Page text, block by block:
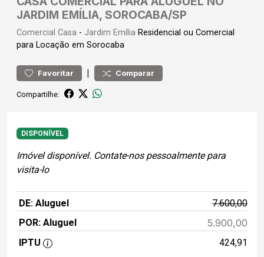
JARDIM EMÍLIA, SOROCABA/SP
Comercial Casa - Jardim Emília Residencial ou Comercial
para Locação em Sorocaba
Favoritar | Comparar
Compartilhe:
DISPONÍVEL
Imóvel disponível. Contate-nos pessoalmente para
visita-lo
DE: Aluguel
7.600,00
POR: Aluguel
5.900,00
IPTU 424,91